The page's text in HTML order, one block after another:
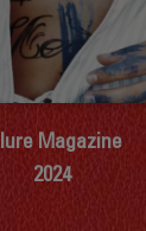
Magazine
2024